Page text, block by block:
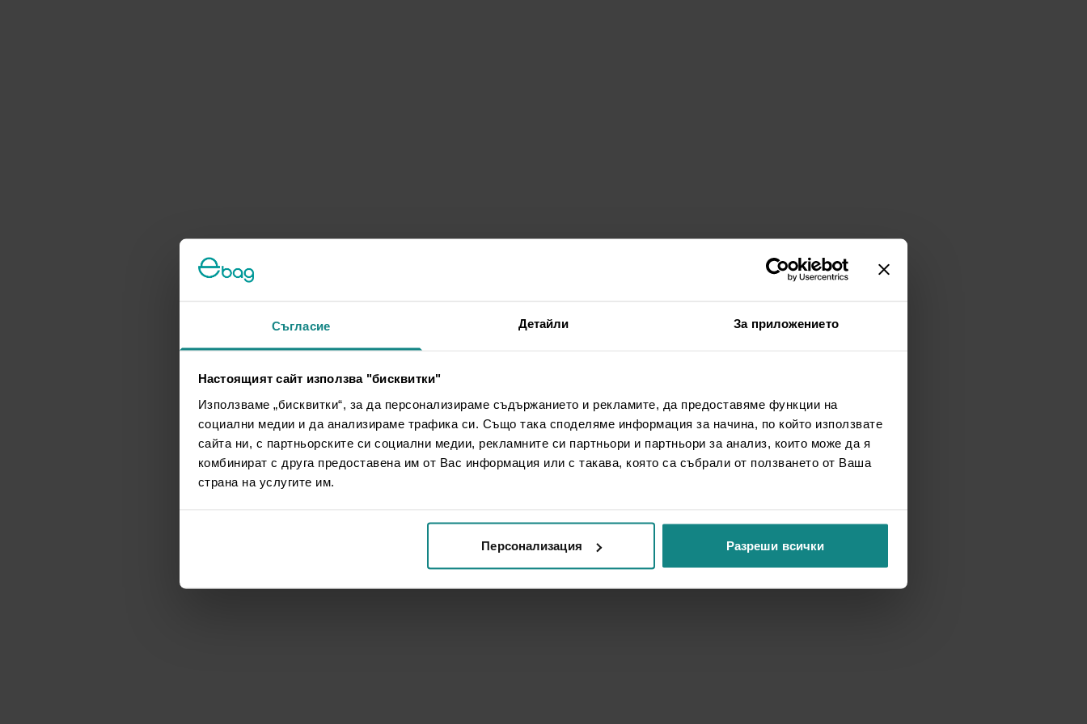
Съгласие Детайли За приложението
Настоящият сайт използва "бисквитки"
Използваме „бисквитки“, за да персонализираме съдържанието и рекламите, да предоставяме функции на
социални медии и да анализираме трафика си. Също така споделяме информация за начина, по който използвате
сайта ни, с партньорските си социални медии, рекламните си партньори и партньори за анализ, които може да я
комбинират с друга предоставена им от Вас информация или с такава, която са събрали от ползването от Ваша
страна на услугите им.
Персонализация Разреши всички